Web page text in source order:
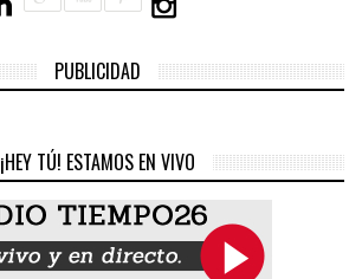
PUBLICIDAD
¡HEY TÚ! ESTAMOS EN VIVO